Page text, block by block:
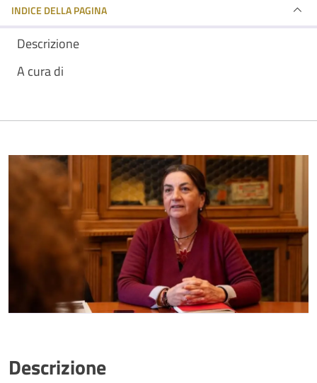
INDICE DELLA PAGINA
Descrizione
A cura di
Descrizione